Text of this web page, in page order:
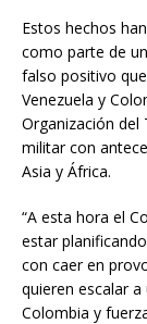
Estos hechos
como parte de
falso positivo
Venezuela y
Organización
militar con
Asia y África.
“A esta hora el
estar
con caer en
quieren escalar
Colombia y